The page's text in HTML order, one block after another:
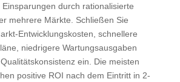
durch rationalisierte
mehrere Märkte. Schließen Sie
Entwicklungskosten, schnellere
niedrigere Wartungsausgaben
ein. Die meisten
positive ROI nach dem Eintritt in 2-